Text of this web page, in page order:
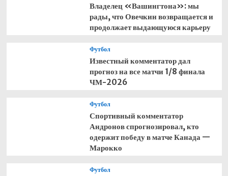
Владелец «Вашингтона»: мы
рады, что Овечкин возвращается и
продолжает выдающуюся карьеру
Футбол
Известный комментатор дал
прогноз на все матчи 1/8 финала
ЧМ-2026
Футбол
Спортивный комментатор
Андронов спрогнозировал, кто
одержит победу в матче Канада —
Марокко
Футбол